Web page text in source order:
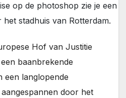
op de photoshop zie je een
stadhuis van Rotterdam.
Hof van Justitie
baanbrekende
een langlopende
door het